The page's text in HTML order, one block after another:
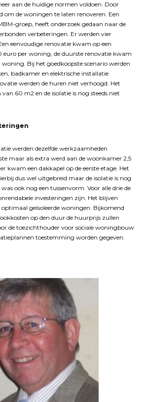
aan de huidige normen voldoen. Door
om de woningen te laten renoveren. Een
groep, heeft onderzoek gedaan naar de
verbeteringen. Er werden vier
eenvoudige renovatie kwam op een
per woning, de duurste renovatie kwam
Bij het goedkoopste scenario werden
badkamer en elektrische installatie
werden de huren niet verhoogd. Het
60 m2 en de isolatie is nog steeds niet
werden dezelfde werkzaamheden
maar als extra werd aan de woonkamer 2,5
kwam een dakkapel op de eerste etage. Het
dus wel uitgebreid maar de isolatie is nog
ook nog een tussenvorm. Voor alle drie de
investeringen zijn. Het blijven
geïsoleerde woningen. Bijkomend
op den duur de huurprijs zullen
de toezichthouder voor sociale woningbouw
toestemming worden gegeven.